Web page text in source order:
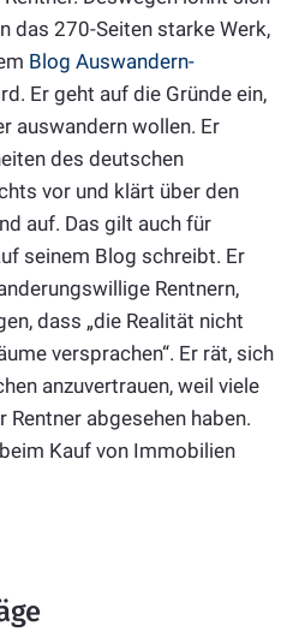
das 270-Seiten starke Werk,
Blog Auswandern-
Er geht auf die Gründe ein,
auswandern wollen. Er
des deutschen
vor und klärt über den
auf. Das gilt auch für
seinem Blog schreibt. Er
Rentnern,
dass „die Realität nicht
versprachen“. Er rät, sich
anzuvertrauen, weil viele
Rentner abgesehen haben.
Kauf von Immobilien